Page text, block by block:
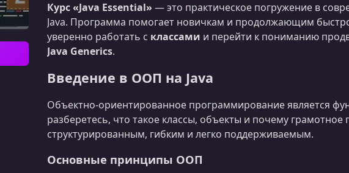
Курс «Java Essential» — это практическое погружение в
Java. Программа помогает новичкам и продолжающим
уверенно работать с классами и перейти к пониманию
Java Generics.
Введение в ООП на Java
Объектно-ориентированное программирование является
разберетесь, что такое классы, объекты и почему
структурированным, гибким и легко поддерживаемым.
Основные принципы ООП